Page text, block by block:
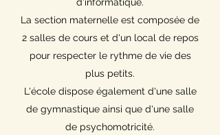
La section maternelle est composée de
2 salles de cours et d'un local de repos
pour respecter le rythme de vie des
plus petits.
L'école dispose également d'une salle
de gymnastique ainsi que d'une salle
de psychomotricité.